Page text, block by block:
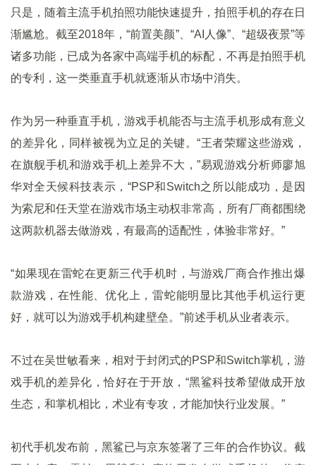
只是，随着主流手机拍照功能快速提升，拍照手机的存在日
渐尴尬。截至2018年，“前置美颜”、“AI人像”、“超级夜景”等
诸多功能，已成为各家中高端手机的标配，不再是拍照手机
的专利，这一类垂直手机就逐渐从市场中消失。
作为另一种垂直手机，游戏手机能否与主流手机形成有意义
的差异化，同样被视为立足的关键。“王者荣耀这些游戏，
在旗舰手机和游戏手机上差异不大，”易观游戏分析师廖旭
华对全天候科技表示，“PSP和Switch之所以能成功，是因
为索尼和任天堂在游戏市场主动权非常高，所有厂商都围绕
这两款机器去做游戏，有最高的适配性，体验非常好。”
“如果现在雷蛇在更新三代手机时，与游戏厂商合作推出爆
款游戏，在性能、优化上，雷蛇能明显比其他手机运行更
好，就可以为游戏手机构建壁垒。”前述手机从业者表示。
不过在吴世敏看来，相对于封闭式的PSP和Switch掌机，游
戏手机的差异化，恰好在于开放，“黑鲨科技希望做成开放
生态，和掌机相比，术业有专攻，才能加快行业发展。”
初代手机发布前，黑鲨已与京东签署了三年的合作协议。截